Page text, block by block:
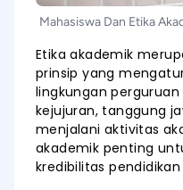
Mahasiswa Dan Etika
Etika akademik
prinsip yang
lingkungan
kejujuran, tanggung
menjalani aktivitas
akademik penting
kredibilitas